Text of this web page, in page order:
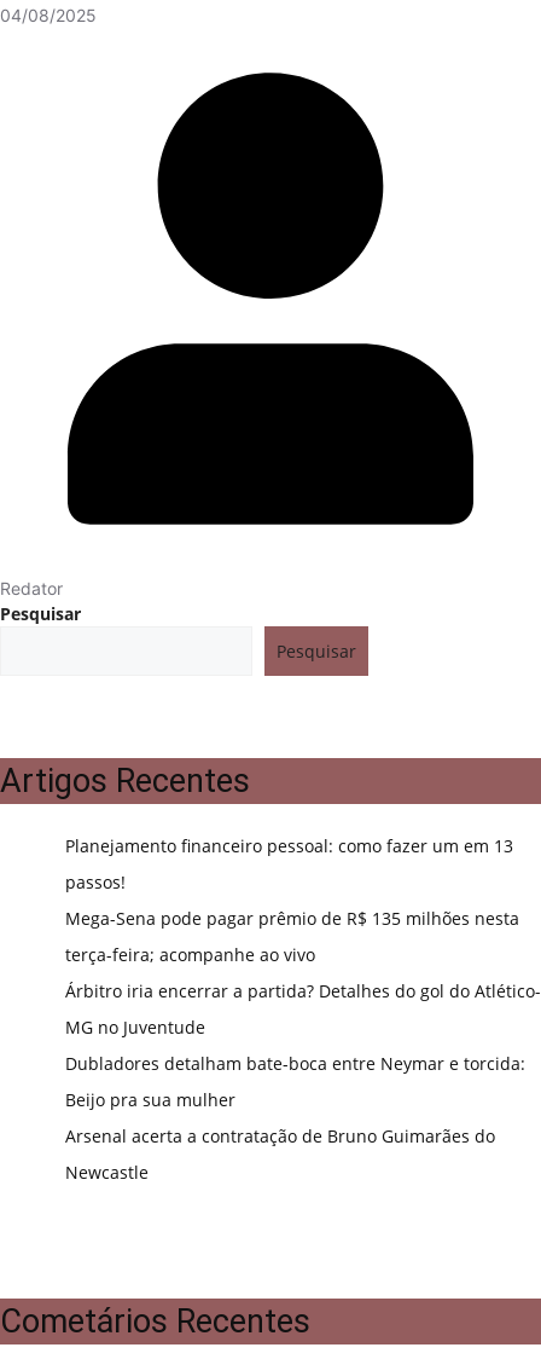
04/08/2025
Redator
Pesquisar
Pesquisar
Artigos Recentes
Planejamento financeiro pessoal: como fazer um em 13
passos!
Mega-Sena pode pagar prêmio de R$ 135 milhões nesta
terça-feira; acompanhe ao vivo
Árbitro iria encerrar a partida? Detalhes do gol do Atlético-
MG no Juventude
Dubladores detalham bate-boca entre Neymar e torcida:
Beijo pra sua mulher
Arsenal acerta a contratação de Bruno Guimarães do
Newcastle
Cometários Recentes